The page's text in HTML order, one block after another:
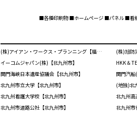
■各種印刷物 ■ホームページ ■パネル ■看
(株)アイアン・ワークス・プランニング【福岡市】 (株)旭防
イーコムジャパン(株)【北九州市】
HKK＆
関門海峡日本遺産協議会【北九州市】
関門汽船
北九州市立大学【北九州市】
(地独)北
北九州看護大学校【北九州市】
北九州高
北九州市道路公社【北九州市】
北九州市